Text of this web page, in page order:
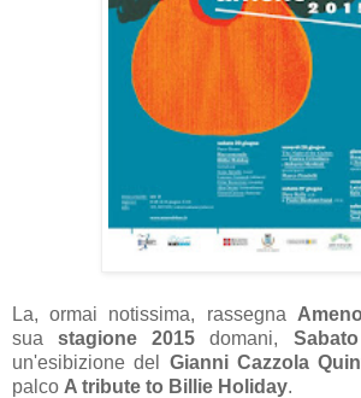
La, ormai notissima, rassegna
suastagione 2015domani,
un'esibizione del Gianni Cazzola
palco A tribute to Billie Holiday.